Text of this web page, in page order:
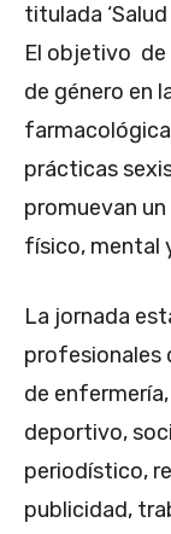
titulada
El objetivo de
de género en
prácticas
promuevan
físico, mental
La jornada
profesionales
de
deportivo,
periodístico,
publicidad,